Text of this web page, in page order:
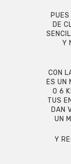
DE
Y
CON
ES UN
O 6
TUS
DAN
UN
Y